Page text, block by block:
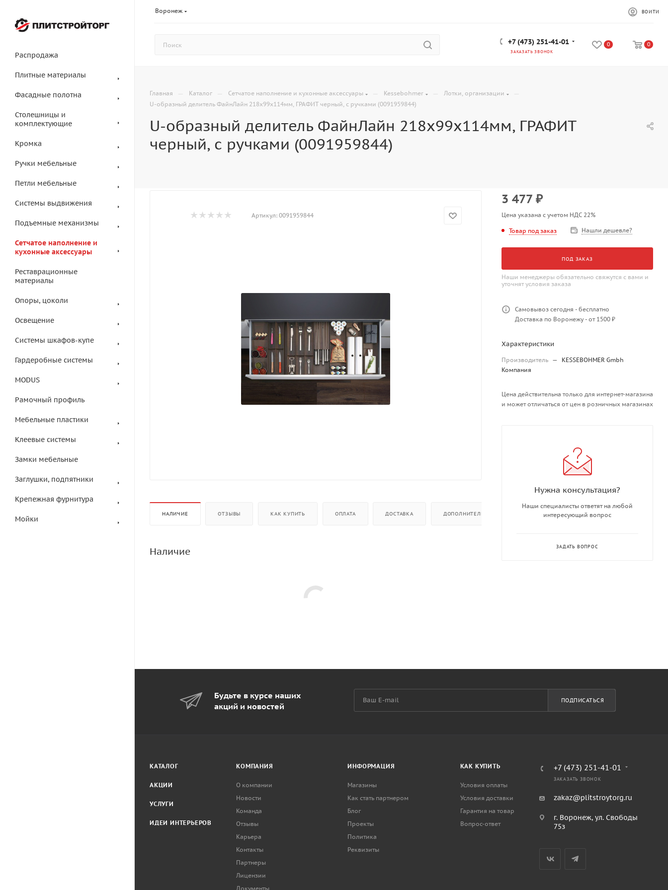
Воронеж ВОЙТИ
+7 (473) 251-41-01
ЗАКАЗАТЬ ЗВОНОК
0 0
Распродажа
Плитные материалы
Фасадные полотна
Столешницы и
комплектующие
Кромка
Ручки мебельные
Петли мебельные
Системы выдвижения
Подъемные механизмы
Сетчатое наполнение и
кухонные аксессуары
Реставрационные
материалы
Опоры, цоколи
Освещение
Системы шкафов-купе
Гардеробные системы
MODUS
Рамочный профиль
Мебельные пластики
Клеевые системы
Замки мебельные
Заглушки, подпятники
Крепежная фурнитура
Мойки
Главная — Каталог — Сетчатое наполнение и кухонные аксессуары — Kessebohmer — Лотки, организации —
U-образный делитель ФайнЛайн 218x99x114мм, ГРАФИТ черный, с ручками (0091959844)
U-образный делитель ФайнЛайн 218x99x114мм, ГРАФИТ
черный, с ручками (0091959844)
Артикул: 0091959844
НАЛИЧИЕ ОТЗЫВЫ КАК КУПИТЬ ОПЛАТА ДОСТАВКА ДОПОЛНИТЕЛЬНО
Наличие
3 477 ₽
Цена указана с учетом НДС 22%
Товар под заказ Нашли дешевле?
ПОД ЗАКАЗ
Наши менеджеры обязательно свяжутся с вами и
уточнят условия заказа
Самовывоз сегодня - бесплатно
Доставка по Воронежу - от 1500 ₽
Характеристики
Производитель —
KESSEBOHMER Gmbh
Компания
Цена действительна только для интернет-магазина
и может отличаться от цен в розничных магазинах
Нужна консультация?
Наши специалисты ответят на любой
интересующий вопрос
ЗАДАТЬ ВОПРОС
Будьте в курсе наших
акций и новостей
ПОДПИСАТЬСЯ
КАТАЛОГ
АКЦИИ
УСЛУГИ
ИДЕИ ИНТЕРЬЕРОВ
КОМПАНИЯ
О компании
Новости
Команда
Отзывы
Карьера
Контакты
Партнеры
Лицензии
Документы
ИНФОРМАЦИЯ
Магазины
Как стать партнером
Блог
Проекты
Политика
Реквизиты
КАК КУПИТЬ
Условия оплаты
Условия доставки
Гарантия на товар
Вопрос-ответ
+7 (473) 251-41-01
ЗАКАЗАТЬ ЗВОНОК
zakaz@plitstroytorg.ru
г. Воронеж, ул. Свободы
75з